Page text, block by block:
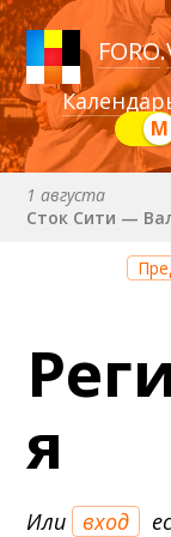
FORO.
М
1 августа
Сток Сити —
Через 15 часов
Валенсия —
Валенсия —
25 августа (вт) в
30 августа (вс) в
я
Или вход